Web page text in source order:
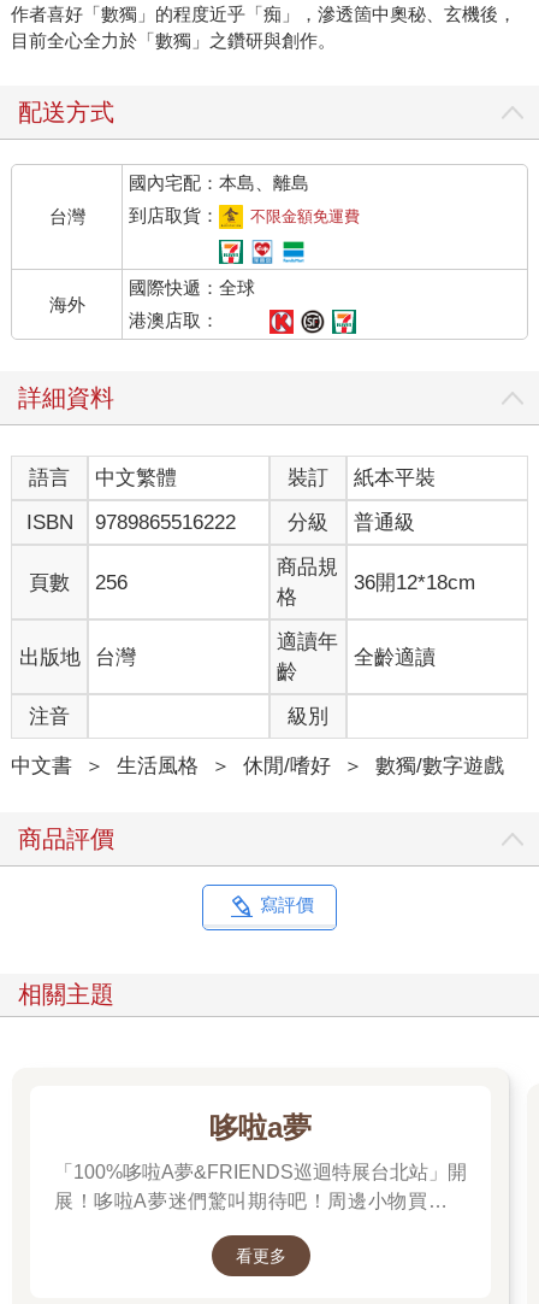
作者喜好「數獨」的程度近乎「痴」，滲透箇中奧秘、玄機後，
目前全心全力於「數獨」之鑽研與創作。
配送方式
台灣
國內宅配：本島、離島
到店取貨：
不限金額免運費
海外
國際快遞：全球
港澳店取：
詳細資料
語言 中文繁體 裝訂
紙本平裝
ISBN
9789865516222 分級 普通級
頁數 256
商品規
格
36開12*18cm
出版地 台灣
適讀年
齡
全齡適讀
注音 級別
中文書 ＞ 生活風格 ＞ 休閒/嗜好 ＞ 數獨/數字遊戲
商品評價
寫評價
相關主題
哆啦a夢
「100%哆啦A夢&FRIENDS巡迴特展台北站」開
展！哆啦A夢迷們驚叫期待吧！周邊小物買起來
看更多